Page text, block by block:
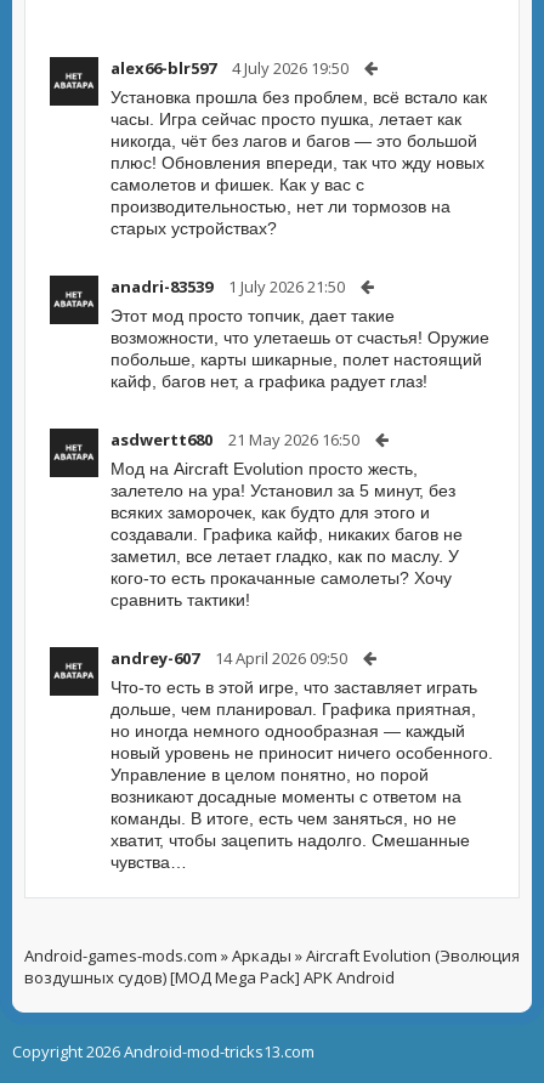
alex66-blr597 4 July 2026 19:50
Установка прошла без проблем, всё встало как
часы. Игра сейчас просто пушка, летает как
никогда, чёт без лагов и багов — это большой
плюс! Обновления впереди, так что жду новых
самолетов и фишек. Как у вас с
производительностью, нет ли тормозов на
старых устройствах?
anadri-83539 1 July 2026 21:50
Этот мод просто топчик, дает такие
возможности, что улетаешь от счастья! Оружие
побольше, карты шикарные, полет настоящий
кайф, багов нет, а графика радует глаз!
asdwertt680 21 May 2026 16:50
Мод на Aircraft Evolution просто жесть,
залетело на ура! Установил за 5 минут, без
всяких заморочек, как будто для этого и
создавали. Графика кайф, никаких багов не
заметил, все летает гладко, как по маслу. У
кого-то есть прокачанные самолеты? Хочу
сравнить тактики!
andrey-607 14 April 2026 09:50
Что-то есть в этой игре, что заставляет играть
дольше, чем планировал. Графика приятная,
но иногда немного однообразная — каждый
новый уровень не приносит ничего особенного.
Управление в целом понятно, но порой
возникают досадные моменты с ответом на
команды. В итоге, есть чем заняться, но не
хватит, чтобы зацепить надолго. Смешанные
чувства…
Android-games-mods.com »Аркады » Aircraft Evolution (Эволюция
воздушных судов) [МОД Mega Pack] APK Android
Copyright 2026 Android-mod-tricks13.com